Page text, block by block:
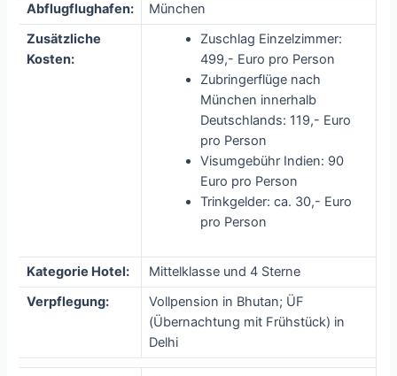
Abflugflughafen:
München
Zusätzliche
Kosten:
Zuschlag Einzelzimmer:
499,- Euro pro Person
Zubringerflüge nach
München innerhalb
Deutschlands: 119,- Euro
pro Person
Visumgebühr Indien: 90
Euro pro Person
Trinkgelder: ca. 30,- Euro
pro Person
Kategorie Hotel:
Mittelklasse und 4 Sterne
Verpflegung:
Vollpension in Bhutan; ÜF
(Übernachtung mit Frühstück) in
Delhi